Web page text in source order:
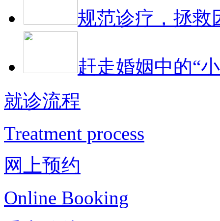
规范诊疗，拯救
赶走婚姻中的“
就诊流程
Treatment process
网上预约
Online Booking